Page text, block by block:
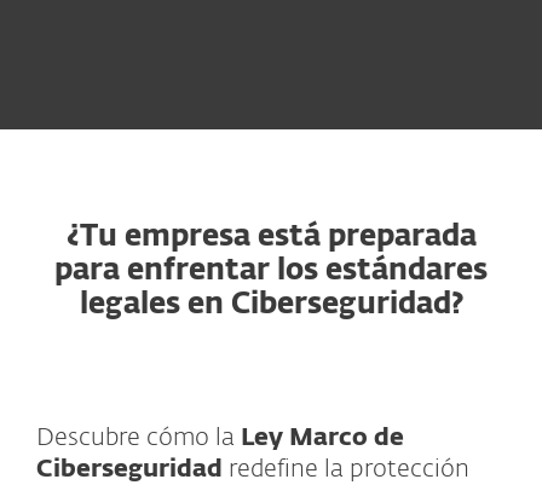
¿Tu empresa está preparada
para enfrentar los estándares
legales en Ciberseguridad?
Descubre cómo la Ley Marco de
Ciberseguridad redefine la protección